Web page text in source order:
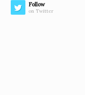
Follow
on Twitter